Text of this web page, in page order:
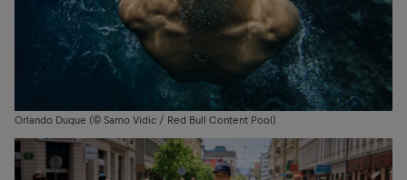
Orlando Duque (© Samo Vidic / Red Bull Content Pool)